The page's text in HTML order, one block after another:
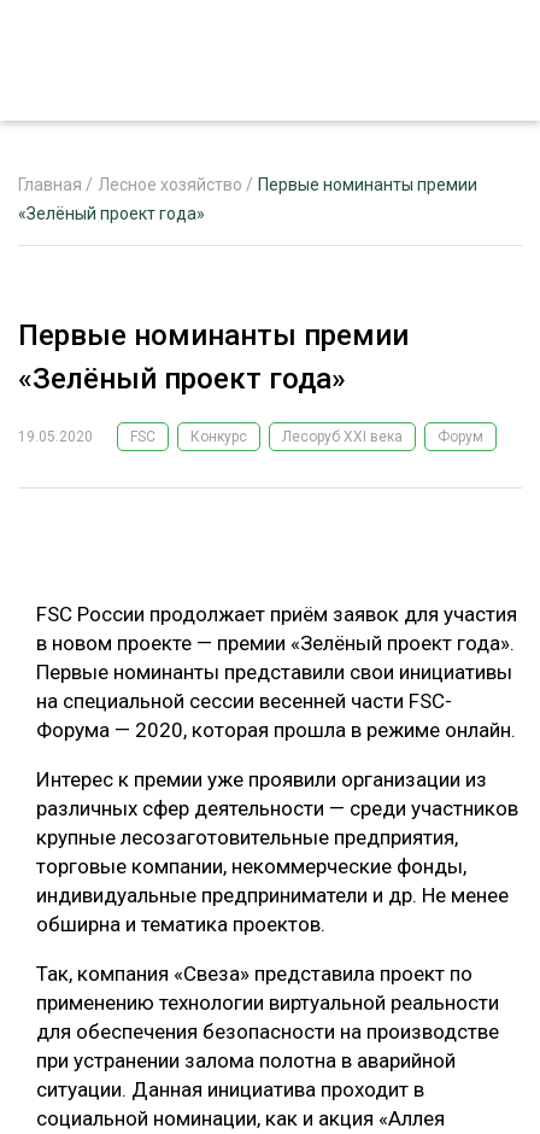
РЕКЛАМОДАТЕЛЯМ
ЛЕСНОЕ ХОЗЯЙСТВО
ЦИФРОВАЯ СРЕДА
БИОЭНЕРГЕТИКА
ЛЕСОВОССТАНОВЛЕНИЕ И ЗАЩИТА
ЛОГИСТИКА
ПРОИЗВОДСТВО ДРЕВЕСНЫХ ПЛИТ
ЦБП
КОМПЛЕКСНАЯ ПЕРЕРАБОТКА
ДЕРЕВЯННОЕ ДОМОСТРОЕНИЕ
БЕЗОПАСНОЕ ПРОИЗВОДСТВО
СОРТИРОВКА ДРЕВЕСИНЫ
СУШКА ДРЕВЕСИНЫ
РУБРИКИ
ТЕМАТИЧЕСКИЕ ПРОЕКТЫ
ПОДБОРКИ СТАТЕЙ
Главная / Лесное хозяйство / Первые номинанты премии
«Зелёный проект года»
Первые номинанты премии
«Зелёный проект года»
19.05.2020 FSC Конкурс Лесоруб XXI века Форум
FSC России продолжает приём заявок для участия
в новом проекте — премии «Зелёный проект года».
Первые номинанты представили свои инициативы
на специальной сессии весенней части FSC-
Форума — 2020, которая прошла в режиме онлайн.
Интерес к премии уже проявили организации из
различных сфер деятельности — среди участников
крупные лесозаготовительные предприятия,
торговые компании, некоммерческие фонды,
индивидуальные предприниматели и др. Не менее
обширна и тематика проектов.
Так, компания «Свеза» представила проект по
применению технологии виртуальной реальности
для обеспечения безопасности на производстве
при устранении залома полотна в аварийной
ситуации. Данная инициатива проходит в
социальной номинации, как и акция «Аллея